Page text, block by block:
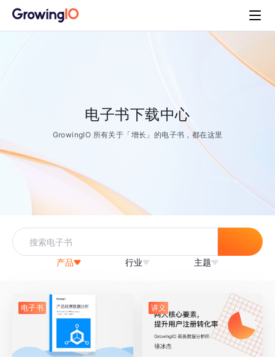
电子书下载中心
GrowingIO 所有关于「增长」的电子书，都在这里
产品 行业 主题
电子书 讲义